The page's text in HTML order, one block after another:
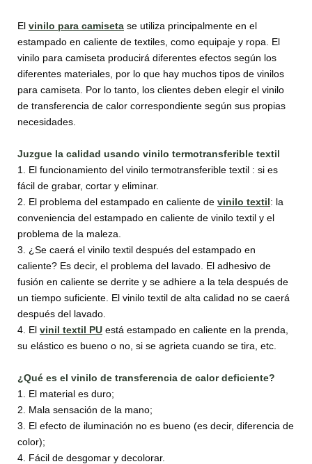
El vinilo para camiseta se utiliza principalmente en el
estampado en caliente de textiles, como equipaje y ropa. El
vinilo para camiseta producirá diferentes efectos según los
diferentes materiales, por lo que hay muchos tipos de vinilos
para camiseta. Por lo tanto, los clientes deben elegir el vinilo
de transferencia de calor correspondiente según sus propias
necesidades.
Juzgue la calidad usando vinilo termotransferible textil
1. El funcionamiento del vinilo termotransferible textil : si es
fácil de grabar, cortar y eliminar.
2. El problema del estampado en caliente de vinilo textil: la
conveniencia del estampado en caliente de vinilo textil y el
problema de la maleza.
3. ¿Se caerá el vinilo textil después del estampado en
caliente? Es decir, el problema del lavado. El adhesivo de
fusión en caliente se derrite y se adhiere a la tela después de
un tiempo suficiente. El vinilo textil de alta calidad no se caerá
después del lavado.
4. El vinil textil PU está estampado en caliente en la prenda,
su elástico es bueno o no, si se agrieta cuando se tira, etc.
¿Qué es el vinilo de transferencia de calor deficiente?
1. El material es duro;
2. Mala sensación de la mano;
3. El efecto de iluminación no es bueno (es decir, diferencia de
color);
4. Fácil de desgomar y decolorar.